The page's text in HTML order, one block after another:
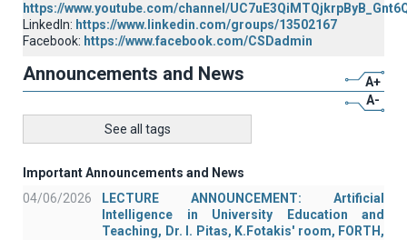
https://www.youtube.com/channel/
LinkedIn: https://www.linkedin.com/groups/13502167
Facebook: https://www.facebook.com/CSDadmin
Announcements and News
A+
A-
See all tags
Important Announcements and News
04/06/2026
LECTURE ANNOUNCEMENT: Artificial
Intelligence in University Education and
Teaching, Dr. I. Pitas, K.Fotakis' room, FORTH,